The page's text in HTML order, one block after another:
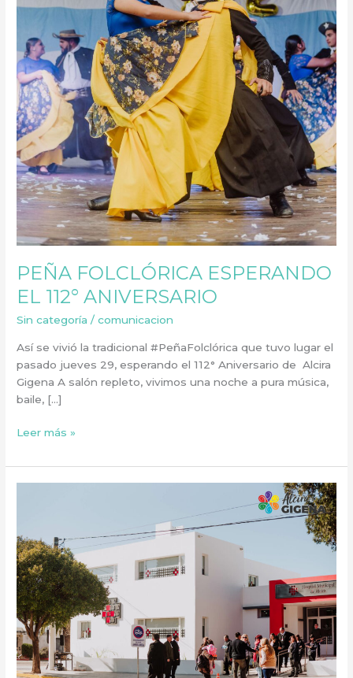
PEÑA FOLCLÓRICA ESPERANDO
EL 112° ANIVERSARIO
Sin categoría /comunicacion
Así se vivió la tradicional #PeñaFolclórica que tuvo lugar el
pasado jueves 29, esperando el 112° Aniversario de Alcira
Gigena A salón repleto, vivimos una noche a pura música,
baile, […]
Leer más »
AMPLIACIÓN
DEL
HOSPITAL
MUNICIPAL
DE
ALCIRA